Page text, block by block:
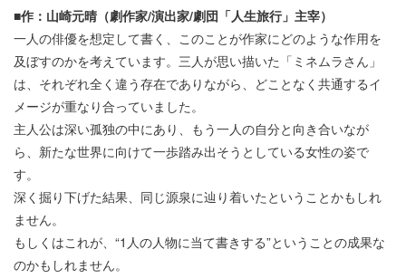
■作：山崎元晴（劇作家/演出家/劇団「人生旅行」主宰）
一人の俳優を想定して書く、このことが作家にどのような作用を
及ぼすのかを考えています。三人が思い描いた「ミネムラさん」
は、それぞれ全く違う存在でありながら、どことなく共通するイ
メージが重なり合っていました。
主人公は深い孤独の中にあり、もう一人の自分と向き合いなが
ら、新たな世界に向けて一歩踏み出そうとしている女性の姿で
す。
深く掘り下げた結果、同じ源泉に辿り着いたということかもしれ
ません。
もしくはこれが、“1人の人物に当て書きする”ということの成果な
のかもしれません。